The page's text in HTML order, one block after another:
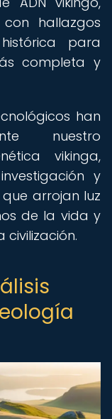
hallazgos
para
completa y
han
nuestro
vikinga,
y
arrojan luz
de la vida y